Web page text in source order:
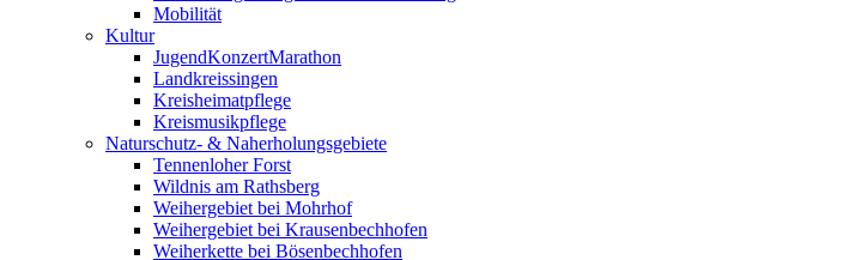
Mobilität
Kultur
JugendKonzertMarathon
Landkreissingen
Kreisheimatpflege
Kreismusikpflege
Naturschutz- & Naherholungsgebiete
Tennenloher Forst
Wildnis am Rathsberg
Weihergebiet bei Mohrhof
Weihergebiet bei Krausenbechhofen
Weiherkette bei Bösenbechhofen